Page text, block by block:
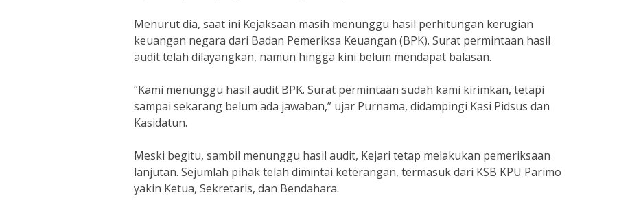
Menurut dia, saat ini Kejaksaan masih menunggu hasil perhitungan kerugian
keuangan negara dari Badan Pemeriksa Keuangan (BPK). Surat permintaan hasil
audit telah dilayangkan, namun hingga kini belum mendapat balasan.
“Kami menunggu hasil audit BPK. Surat permintaan sudah kami kirimkan, tetapi
sampai sekarang belum ada jawaban,” ujar Purnama, didampingi Kasi Pidsus dan
Kasidatun.
Meski begitu, sambil menunggu hasil audit, Kejari tetap melakukan pemeriksaan
lanjutan. Sejumlah pihak telah dimintai keterangan, termasuk dari KSB KPU Parimo
yakin Ketua, Sekretaris, dan Bendahara.